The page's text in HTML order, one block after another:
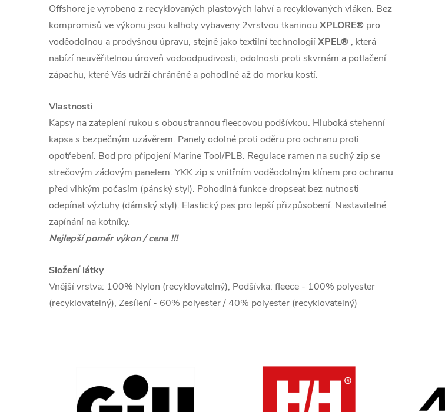
Offshore je vyrobeno z recyklovaných plastových lahví a recyklovaných vláken. Bez
kompromisů ve výkonu jsou kalhoty vybaveny 2vrstvou tkaninou XPLORE® pro
voděodolnou a prodyšnou úpravu, stejně jako textilní technologiíXPEL® , která
nabízí neuvěřitelnou úroveň vodoodpudivosti, odolnosti proti skvrnám a potlačení
zápachu, které Vás udrží chráněné a pohodlné až do morku kostí.
Vlastnosti
Kapsy na zateplení rukou s oboustrannou fleecovou podšívkou. Hluboká stehenní
kapsa s bezpečným uzávěrem. Panely odolné proti oděru pro ochranu proti
opotřebení. Bod pro připojení Marine Tool/PLB. Regulace ramen na suchý zip se
strečovým zádovým panelem. YKK zip s vnitřním voděodolným klínem pro ochranu
před vlhkým počasím (pánský styl). Pohodlná funkce dropseat bez nutnosti
odepínat výztuhy (dámský styl). Elastický pas pro lepší přizpůsobení. Nastavitelné
zapínání na kotníky.
Nejlepší poměr výkon / cena !!!
Složení látky
Vnější vrstva: 100% Nylon (recyklovatelný), Podšívka: fleece - 100% polyester
(recyklovatelný), Zesílení - 60% polyester / 40% polyester (recyklovatelný)